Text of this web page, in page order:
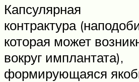
Капсулярная
контрактура
которая может
вокруг имплантата),
формирующаяся